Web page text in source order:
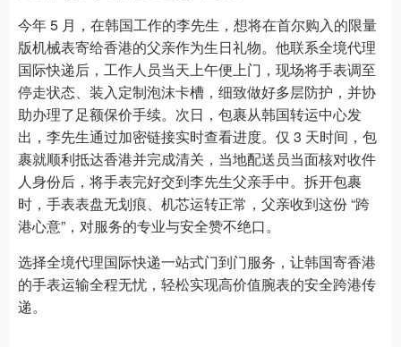
今年 5 月，在韩国工作的李先生，想将在首尔购入的限量
版机械表寄给香港的父亲作为生日礼物。他联系全境代理
国际快递后，工作人员当天上午便上门，现场将手表调至
停走状态、装入定制泡沫卡槽，细致做好多层防护，并协
助办理了足额保价手续。次日，包裹从韩国转运中心发
出，李先生通过加密链接实时查看进度。仅 3 天时间，包
裹就顺利抵达香港并完成清关，当地配送员当面核对收件
人身份后，将手表完好交到李先生父亲手中。拆开包裹
时，手表表盘无划痕、机芯运转正常，父亲收到这份 “跨
港心意”，对服务的专业与安全赞不绝口。
选择全境代理国际快递一站式门到门服务，让韩国寄香港
的手表运输全程无忧，轻松实现高价值腕表的安全跨港传
递。